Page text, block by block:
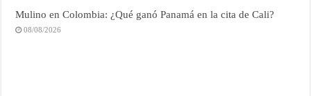
Mulino en Colombia: ¿Qué ganó Panamá en la cita de Cali?
08/08/2026